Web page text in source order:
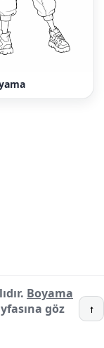
Boyama
göz
↑